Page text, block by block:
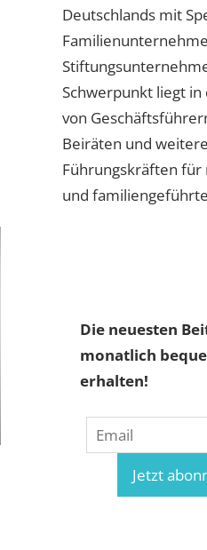
Deutschlands mit
Schwerpunkt liegt
von
Beiräten und
Führungskräften
und
Die neuesten
monatlich
erhalten!